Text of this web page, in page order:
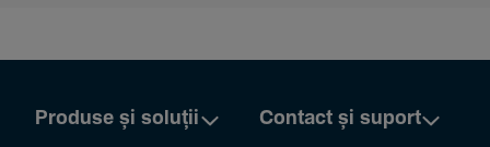
Produse și soluții Contact și suport